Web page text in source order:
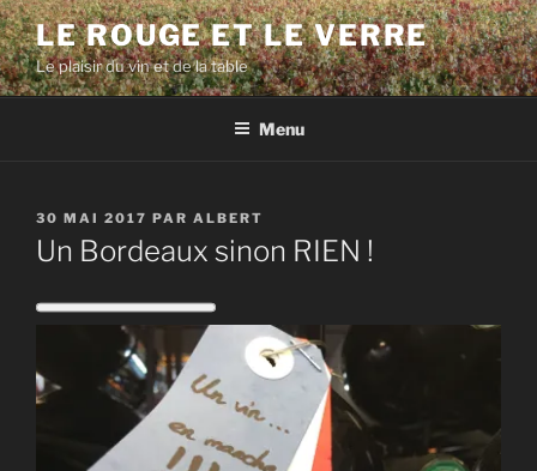
Aller
au
contenu
principal
LE ROUGE ET LE VERRE
Le plaisir du vin et de la table
Menu
PUBLIÉ
LE
30 MAI 2017 PAR ALBERT
Un Bordeaux sinon RIEN !